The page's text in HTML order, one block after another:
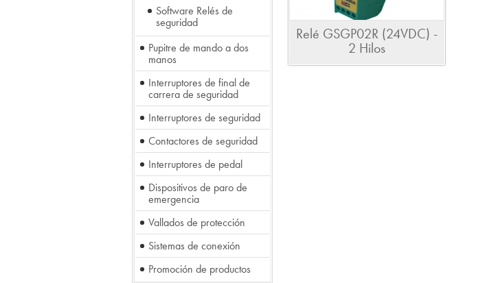
Software Relés de
seguridad
Pupitre de mando a dos
manos
Interruptores de final de
carrera de seguridad
Interruptores de seguridad
Contactores de seguridad
Interruptores de pedal
Dispositivos de paro de
emergencia
Vallados de protección
Sistemas de conexión
Promoción de productos
Relé GSGP02R (24VDC) -
2 Hilos